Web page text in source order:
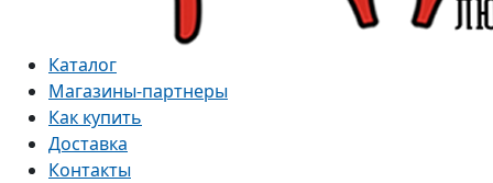
Каталог
Магазины-партнеры
Как купить
Доставка
Контакты